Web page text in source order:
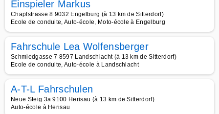
Einspieler Markus
Chapfstrasse 8 9032 Engelburg (à 13 km de Sitterdorf)
Ecole de conduite, Auto-école, Moto-école à Engelburg
Fahrschule Lea Wolfensberger
Schmiedgasse 7 8597 Landschlacht (à 13 km de Sitterdorf)
Ecole de conduite, Auto-école à Landschlacht
A-T-L Fahrschulen
Neue Steig 3a 9100 Herisau (à 13 km de Sitterdorf)
Auto-école à Herisau